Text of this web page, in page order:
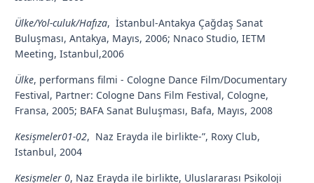
Ülke/Yol-culuk/Hafıza, İstanbul-Antakya Çağdaş Sanat
Buluşması, Antakya, Mayıs, 2006; Nnaco Studio, IETM
Meeting, Istanbul,2006
Ülke, performans filmi - Cologne Dance Film/Documentary
Festival, Partner: Cologne Dans Film Festival, Cologne,
Fransa, 2005; BAFA Sanat Buluşması, Bafa, Mayıs, 2008
Kesişmeler01-02, Naz Erayda ile birlikte-”, Roxy Club,
Istanbul, 2004
Kesişmeler 0, Naz Erayda ile birlikte, Uluslararası Psikoloji